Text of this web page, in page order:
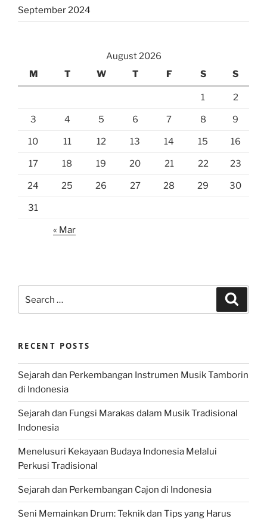
September 2024
August 2026
M
T W T F S S
1 2
3 4 5 6 7 8 9
10 11 12 13 14 15 16
17 18 19 20 21 22 23
24 25 26 27 28 29 30
31
« Mar
for:
RECENT POSTS
Sejarah dan Perkembangan Instrumen Musik Tamborin
di Indonesia
Sejarah dan Fungsi Marakas dalam Musik Tradisional
Indonesia
Menelusuri Kekayaan Budaya Indonesia Melalui
Perkusi Tradisional
Sejarah dan Perkembangan Cajon di Indonesia
Seni Memainkan Drum: Teknik dan Tips yang Harus